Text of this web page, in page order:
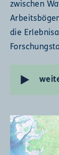
zwischen
die